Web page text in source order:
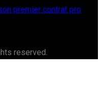
premier contrat pro
reserved.